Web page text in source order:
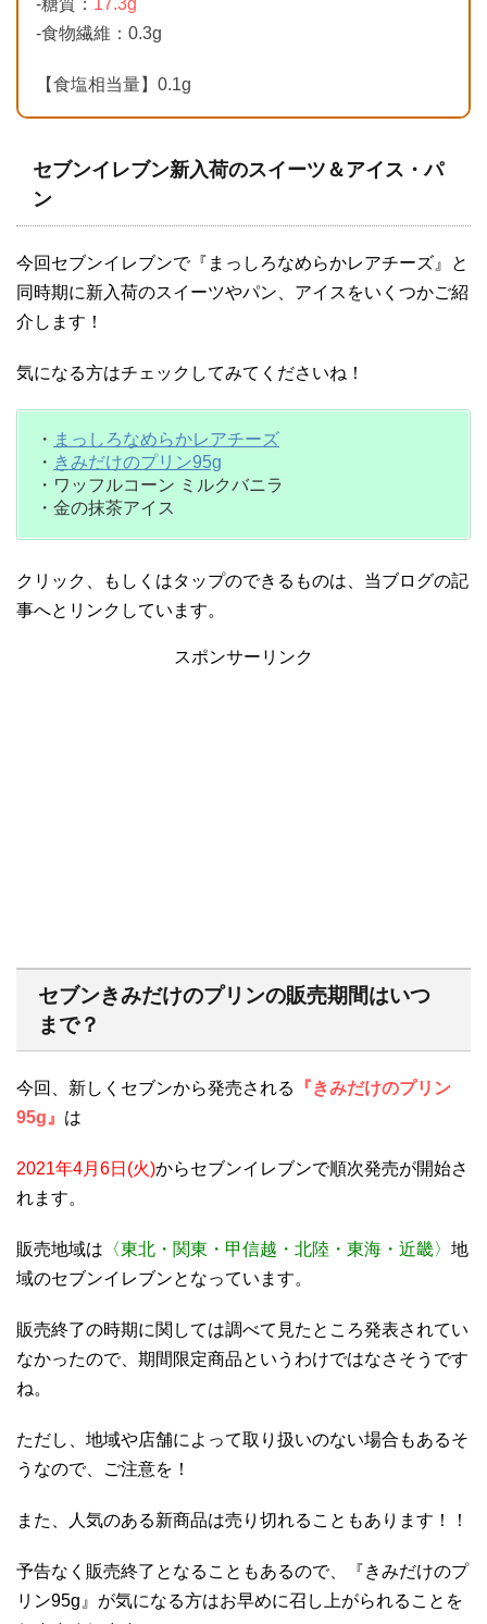
-糖質： 17.3g
-食物繊維：0.3g
【食塩相当量】0.1g
セブンイレブン新入荷のスイーツ＆アイス・パ
ン
今回セブンイレブンで『まっしろなめらかレアチーズ』と
同時期に新入荷のスイーツやパン、アイスをいくつかご紹
介します！
気になる方はチェックしてみてくださいね！
・ まっしろなめらかレアチーズ
・ きみだけのプリン95g
・ワッフルコーン ミルクバニラ
・金の抹茶アイス
クリック、もしくはタップのできるものは、当ブログの記
事へとリンクしています。
スポンサーリンク
セブンきみだけのプリンの販売期間はいつ
まで？
今回、新しくセブンから発売される
『きみだけのプリン
95g』 は
2021年4月6日(火)からセブンイレブンで順次発売が開始さ
れます。
販売地域は 〈東北・関東・甲信越・北陸・東海・近畿〉 地
域のセブンイレブンとなっています。
販売終了の時期に関しては調べて見たところ発表されてい
なかったので、期間限定商品というわけではなさそうです
ね。
ただし、地域や店舗によって取り扱いのない場合もあるそ
うなので、ご注意を！
また、人気のある新商品は売り切れることもあります！！
予告なく販売終了となることもあるので、『きみだけのプ
リン95g』が気になる方はお早めに召し上がられることを